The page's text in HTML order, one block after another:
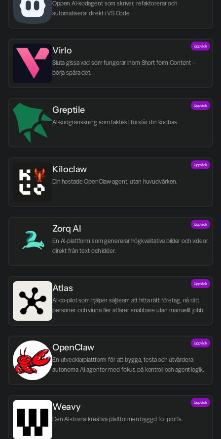
Öppen AI-kodagent som skriver, refaktorerar och
automatiserar direkt i VS Code
Virlo
Sluta gissa vad som fungerar inom Short form Content –
börja spåra det.
Upptäck
Greptile
AI-kodgranskning som faktiskt förstår din kodbas.
Upptäck
Kiloclaw
Din hostade OpenClaw-agent, utan huvudvärken.
Upptäck
Zorq AI
En AI-plattform som genererar högkvalitativa bilder och videor
direkt från text och idéer.
Upptäck
Atlas
AI-co-pilot som hjälper säljteam att hitta rätt företag, nå rätt
personer och vinna fler affärer snabbare utan manuellt jobb.
Upptäck
OpenClaw
En utvecklarplattform för att bygga, testa och utvärdera
autonoma AI-agenter med fokus på kontroll och agent-logik.
Upptäck
Weavy
Den AI-drivna kreativa plattformen byggd för proffs.
Upptäck